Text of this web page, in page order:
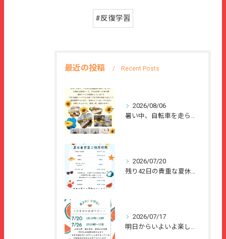
#反復学習
最近の投稿 Recent Posts
2026/08/06
暑い中、自転車を走らせて、または、ご家族のご協力のもと、夏休...
2026/07/20
残り42日の貴重な夏休みを、
2026/07/17
明日からいよいよ楽しい夏休みが始まりますね🌻